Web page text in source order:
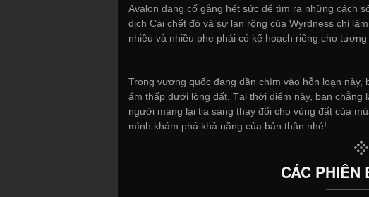
Avalon đang cố gắng hết sức để tìm ra những cách
dịch Cái chết đỏ và sự lan rộng của Wyrdness chỉ
nhiều và nhiều phe phái có kế hoạch riêng cho
Trong vương quốc đang dần chìm vào hỗn loạn
ẩm thấp dưới lòng đất. Tại thời điểm này, bạn
người mang lại tia sáng thay đổi cho vùng đất của
mình khám phá khả năng của bản thân nhé!
CÁC PHIÊN